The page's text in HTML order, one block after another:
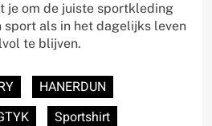
je om de juiste sportkleding
sport als in het dagelijks leven
te blijven.
HANERDUN
Sportshirt